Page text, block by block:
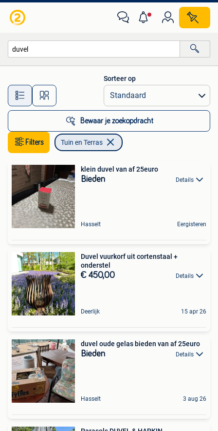
Alle afstanden…
Sorteer op
Bewaar je zoekopdracht
Filters Tuin en Terras
klein duvel van af 25euro
Bieden Details
Hasselt Eergisteren
Duvel vuurkorf uit cortenstaal +
onderstel
€ 450,00 Details
Deerlijk 15 apr 26
duvel oude gelas bieden van af 25euro
Bieden Details
Hasselt 3 aug 26